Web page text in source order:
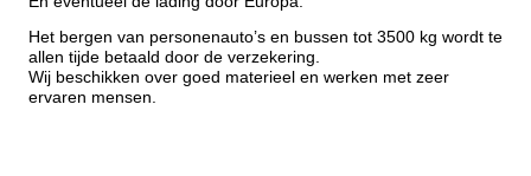
Het bergen van personenauto’s en bussen tot 3500 kg wordt te
allen tijde betaald door de verzekering.
Wij beschikken over goed materieel en werken met zeer
ervaren mensen.